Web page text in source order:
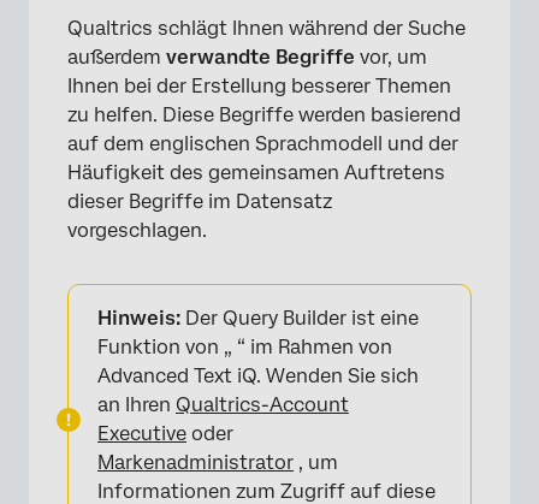
×
Qualtrics schlägt Ihnen während der Suche
außerdem verwandte Begriffe vor, um
Ihnen bei der Erstellung besserer Themen
zu helfen. Diese Begriffe werden basierend
auf dem englischen Sprachmodell und der
Häufigkeit des gemeinsamen Auftretens
dieser Begriffe im Datensatz
vorgeschlagen.
Hinweis: Der Query Builder ist eine
Funktion von „ “ im Rahmen von
Advanced Text iQ. Wenden Sie sich
an Ihren Qualtrics-Account
Executive oder
Markenadministrator , um
Informationen zum Zugriff auf diese